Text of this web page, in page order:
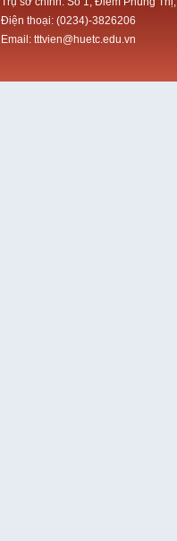
Điện thoại: (0234)-3826206
Email: tttvien@huetc.edu.vn